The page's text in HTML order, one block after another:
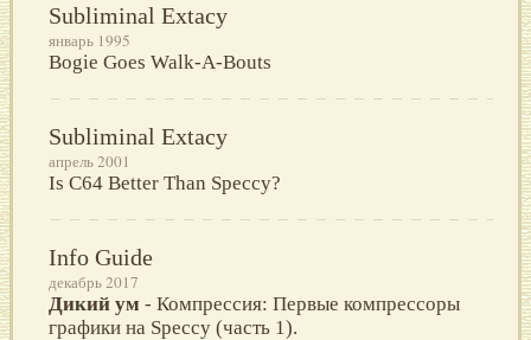
Subliminal Extacy
январь 1995
Bogie Goes Walk-A-Bouts
Subliminal Extacy
апрель 2001
Is C64 Better Than Speccy?
Info Guide
декабрь 2017
Дикий ум - Компрессия: Первые компрессоры
графики на Speccy (часть 1).